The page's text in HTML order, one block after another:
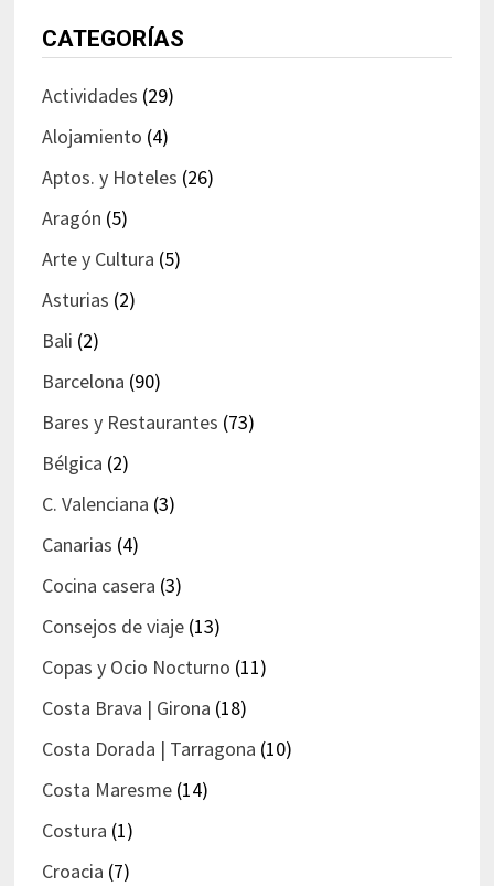
CATEGORÍAS
Actividades (29)
Alojamiento (4)
Aptos. y Hoteles (26)
Aragón (5)
Arte y Cultura (5)
Asturias (2)
Bali (2)
Barcelona (90)
Bares y Restaurantes (73)
Bélgica (2)
C. Valenciana (3)
Canarias (4)
Cocina casera (3)
Consejos de viaje(13)
Copas y Ocio Nocturno (11)
Costa Brava | Girona (18)
Costa Dorada | Tarragona (10)
Costa Maresme(14)
Costura (1)
Croacia (7)